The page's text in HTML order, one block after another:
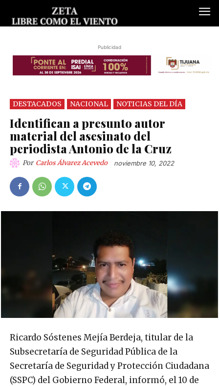
Publicidad
DESTACADOS NACIONAL NOTICIAS DEL DÍA
Identifican a presunto autor
material del asesinato del
periodista Antonio de la Cruz
Por Carlos Álvarez Acevedo noviembre 10, 2022
Ricardo Sóstenes Mejía Berdeja, titular de la
Subsecretaría de Seguridad Pública de la
Secretaría de Seguridad y Protección Ciudadana
(SSPC) del Gobierno Federal, informó, el 10 de